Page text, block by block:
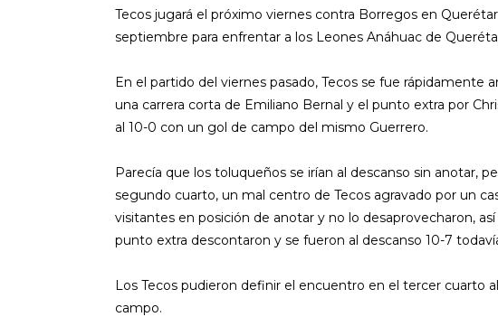
Tecos jugará el próximo viernes contra Borregos en
septiembre para enfrentar a los Leones Anáhuac de
En el partido del viernes pasado, Tecos se fue rápidamente
una carrera corta de Emiliano Bernal y el punto extra por
al 10-0 con un gol de campo del mismo Guerrero.
Parecía que los toluqueños se irían al descanso sin anotar,
segundo cuarto, un mal centro de Tecos agravado por un
visitantes en posición de anotar y no lo desaprovecharon,
punto extra descontaron y se fueron al descanso 10-7
Los Tecos pudieron definir el encuentro en el tercer cuarto
campo.